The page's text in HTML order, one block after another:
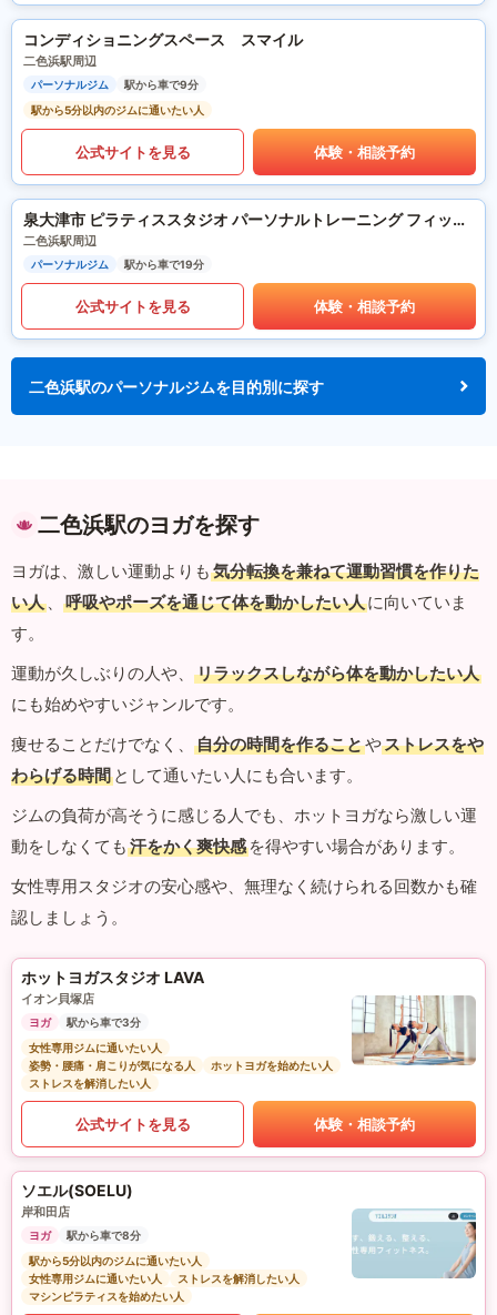
コンディショニングスペース スマイル
二色浜駅周辺
パーソナルジム
駅から車で9分
駅から5分以内のジムに通いたい人
公式サイトを見る 体験・相談予約
泉大津市 ピラティススタジオ パーソナルトレーニング フィットネスサロンre-fulfill.
二色浜駅周辺
パーソナルジム 駅から車で19分
公式サイトを見る 体験・相談予約
二色浜駅のパーソナルジムを目的別に探す
二色浜駅のヨガを探す
ヨガは、激しい運動よりも 気分転換を兼ねて運動習慣を作りた
い人 、 呼吸やポーズを通じて体を動かしたい人に向いていま
す。
運動が久しぶりの人や、
リラックスしながら体を動かしたい人
にも始めやすいジャンルです。
痩せることだけでなく、
自分の時間を作ることやストレスをや
わらげる時間 として通いたい人にも合います。
ジムの負荷が高そうに感じる人でも、ホットヨガなら激しい運
動をしなくても 汗をかく爽快感 を得やすい場合があります。
女性専用スタジオの安心感や、無理なく続けられる回数かも確
認しましょう。
ホットヨガスタジオ LAVA
イオン貝塚店
ヨガ
駅から車で3分
女性専用ジムに通いたい人
姿勢・腰痛・肩こりが気になる人
ホットヨガを始めたい人
ストレスを解消したい人
公式サイトを見る 体験・相談予約
ソエル(SOELU)
岸和田店
ヨガ
駅から車で8分
駅から5分以内のジムに通いたい人
女性専用ジムに通いたい人
ストレスを解消したい人
マシンピラティスを始めたい人